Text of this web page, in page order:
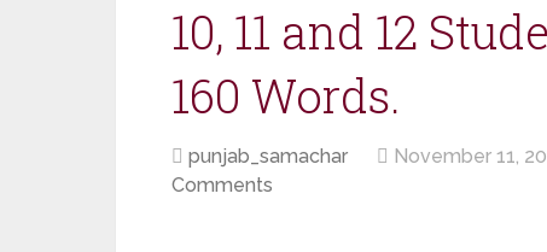
10, 11 and 12
160 Words.
punjab_samachar November 11,
Comments